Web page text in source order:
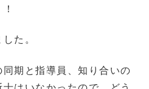
た。
期と指導員、知り合いの